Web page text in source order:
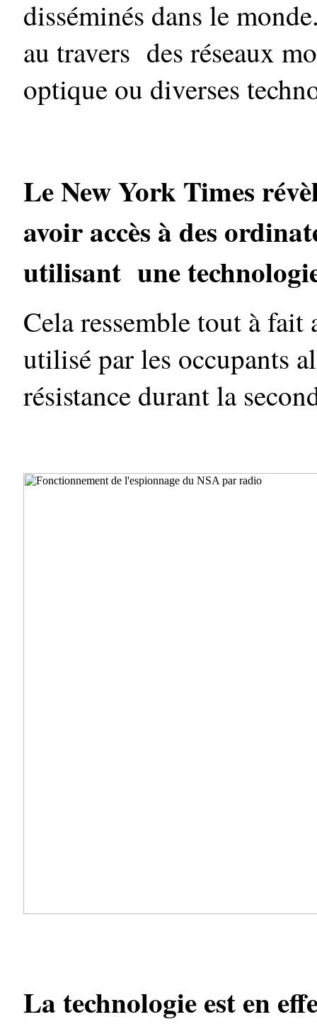
disséminés dans le
au travers des réseaux
optique ou diverses
Le New York Times
avoir accès à des
utilisant une
Cela ressemble tout à
utilisé par les occupants
résistance durant la
La technologie est en